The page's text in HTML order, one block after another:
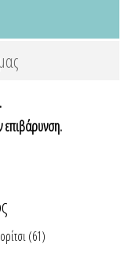
επιβάρυνση.
(61)